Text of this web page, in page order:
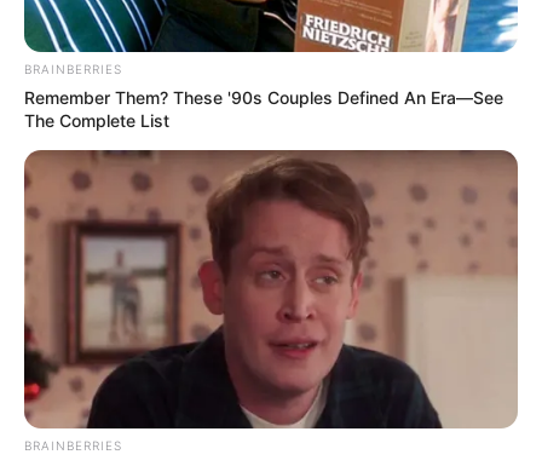
BRAINBERRIES
Remember Them? These '90s Couples Defined An Era—See
The Complete List
BRAINBERRIES